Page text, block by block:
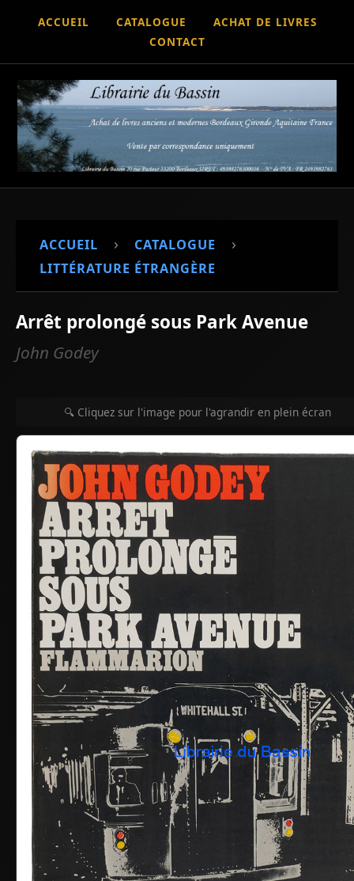
ACCUEIL CATALOGUE
ACHAT DE LIVRES
CONTACT
ACCUEIL › CATALOGUE ›
LITTÉRATURE ÉTRANGÈRE
Arrêt prolongé sous Park Avenue
John Godey
🔍 Cliquez sur l'image pour l'agrandir en plein écran